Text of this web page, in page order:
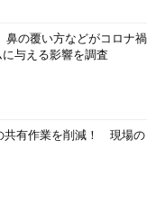
鼻の覆い方などがコロナ禍
与える影響を調査
共有作業を削減！ 現場の